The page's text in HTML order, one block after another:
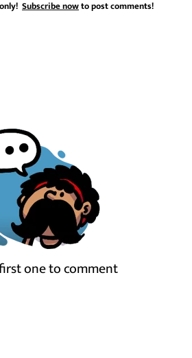
Subscribe nowto post comments!
one to comment